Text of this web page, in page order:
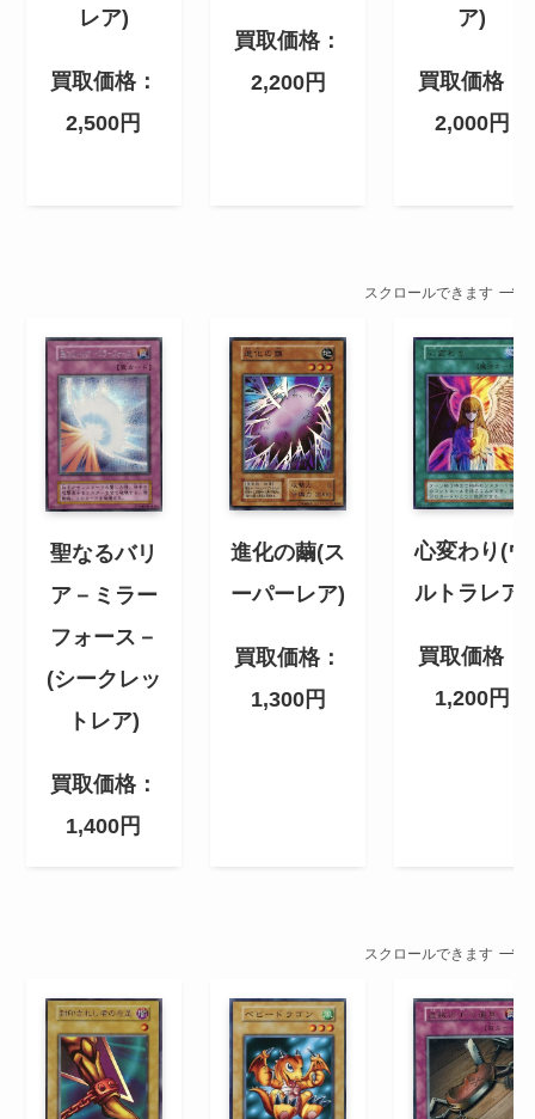
レア)
買取価格：
2,500円
買取価格：
2,200円
ア)
買取価格：
2,000円
スクロールできます
聖なるバリ
ア－ミラー
フォース－
(シークレッ
トレア)
買取価格：
1,400円
進化の繭(ス
ーパーレア)
買取価格：
1,300円
心変わり(ウ
ルトラレア)
買取価格：
1,200円
スクロールできます